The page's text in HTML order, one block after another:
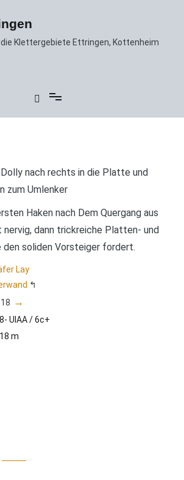
Klettergebiete Ettringen, Kottenheim
nach rechts in die Platte und
zum Umlenker
Haken nach Dem Quergang aus
dann trickreiche Platten- und
den soliden Vorsteiger fordert.
Lay
18 →
8- UIAA / 6c+
18 m